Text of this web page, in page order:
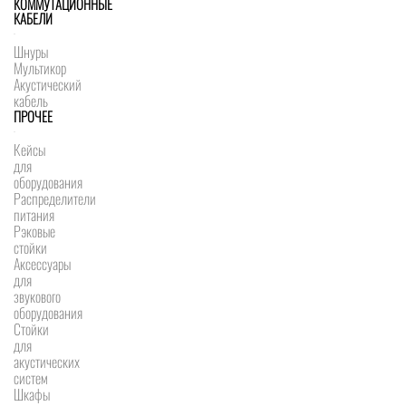
КАБЕЛИ
Шнуры
Мультикор
Акустический
кабель
ПРОЧЕЕ
Кейсы
для
оборудования
Распределители
питания
Рэковые
стойки
Аксессуары
для
звукового
оборудования
Стойки
для
акустических
систем
Шкафы